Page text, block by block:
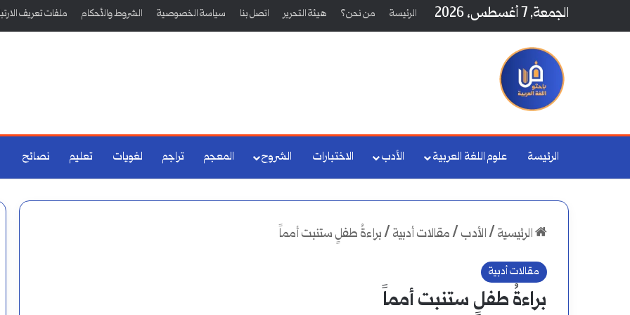
الجمعة, 7 أغسطس، 2026 الرئيسة من نحن؟ هيئة التحرير اتصل بنا سياسة الخصوصية الشروط والأحكام ملفات تعريف
الرئيسة علوم اللغة العربية الأدب الاختبارات الشروح المعجم تراجم لغويات تعليم نصائح
الرئيسية /الأدب /مقالات أدبية /براءةُ طفلٍ ستنبت أمماً
مقالات أدبية
براءةُ طفلٍ ستنبت أمماً